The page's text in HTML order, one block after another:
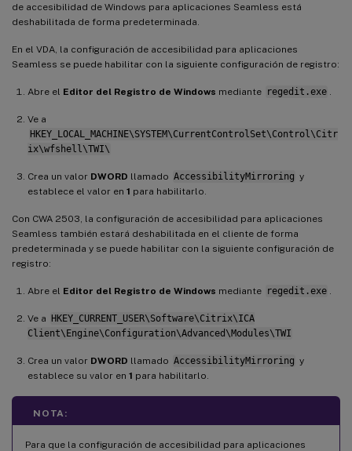
de accesibilidad de Windows para aplicaciones Seamless está
deshabilitada de forma predeterminada.
En el VDA, la configuración de accesibilidad para aplicaciones
Seamless se puede habilitar con la siguiente configuración de registro:
Abre el Editor del Registro de Windows mediante regedit.exe
Ve a
HKEY_LOCAL_MACHINE\SYSTEM\CurrentControlSet\Control\Citr
ix\wfshell\TWI\
Crea un valor DWORD llamado AccessibilityMirroring y
establece el valor en 1 para habilitarlo.
Con CWA 2503, la configuración de accesibilidad para aplicaciones
Seamless también estará deshabilitada en el cliente de forma
predeterminada y se puede habilitar con la siguiente configuración de
registro:
Abre el Editor del Registro de Windows mediante regedit.exe
Ve a HKEY_CURRENT_USER\Software\Citrix\ICA
Client\Engine\Configuration\Advanced\Modules\TWI
Crea un valor DWORD llamado AccessibilityMirroring y
establece su valor en 1 para habilitarlo.
NOTA:
Para que la configuración de accesibilidad para aplicaciones